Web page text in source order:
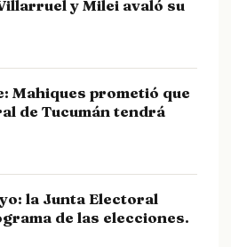
y Milei avaló su
Mahiques prometió que
de Tucumán tendrá
la Junta Electoral
de las elecciones.